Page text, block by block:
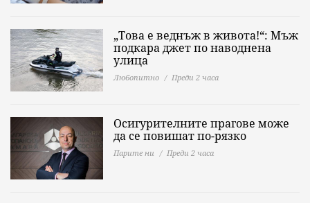
„Това е веднъж в живота!“: Мъж
подкара джет по наводнена
улица
Любопитно Преди 2 часа
Осигурителните прагове може
да се повишат по-рязко
Парите ни Преди 2 часа